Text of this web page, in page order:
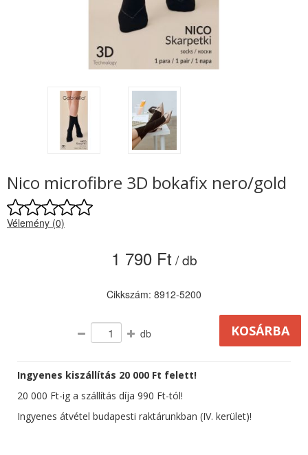
Nico microfibre 3D bokafix nero/gold
Vélemény (0)
1 790 Ft / db
Cikkszám: 8912-5200
db
Ingyenes kiszállítás 20 000 Ft felett!
20 000 Ft-ig a szállítás díja 990 Ft-tól!
Ingyenes átvétel budapesti raktárunkban (IV. kerület)!